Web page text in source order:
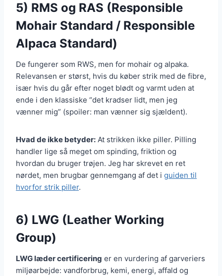
5) RMS og RAS (Responsible
Mohair Standard / Responsible
Alpaca Standard)
De fungerer som RWS, men for mohair og alpaka.
Relevansen er størst, hvis du køber strik med de fibre,
især hvis du går efter noget blødt og varmt uden at
ende i den klassiske “det kradser lidt, men jeg
vænner mig” (spoiler: man vænner sig sjældent).
Hvad de ikke betyder: At strikken ikke piller. Pilling
handler lige så meget om spinding, friktion og
hvordan du bruger trøjen. Jeg har skrevet en ret
nørdet, men brugbar gennemgang af det i guiden til
hvorfor strik piller.
6) LWG (Leather Working
Group)
LWG læder certificering er en vurdering af garveriers
miljøarbejde: vandforbrug, kemi, energi, affald og